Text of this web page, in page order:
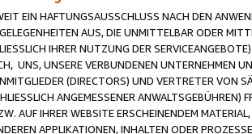
EIN HAFTUNGSAUSSCHLUSS NACH DEN
AUS, DIE UNMITTELBAR ODER
IHRER NUTZUNG DER
UNS, UNSERE VERBUNDENEN UNTERNEHMEN
(DIRECTORS) UND VERTRETER VON
ANGEMESSENER
AUF IHRER WEBSITE ERSCHEINENDEM
APPLIKATIONEN, INHALTEN ODER